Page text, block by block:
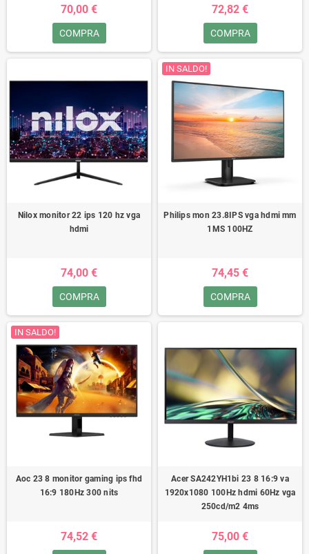
70,00 €
COMPRA
72,82 €
COMPRA
Nilox monitor 22 ips 120 hz vga
hdmi
74,00 €
COMPRA
IN SALDO!
Philips mon 23.8IPS vga hdmi mm
1MS 100HZ
74,45 €
COMPRA
IN SALDO!
Aoc 23 8 monitor gaming ips fhd
16:9 180Hz 300 nits
74,52 €
Acer SA242YH1bi 23 8 16:9 va
1920x1080 100Hz hdmi 60Hz vga
250cd/m2 4ms
75,00 €